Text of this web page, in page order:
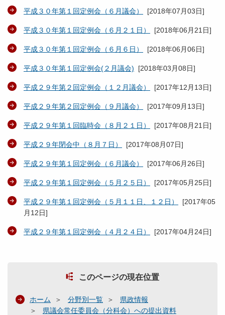
平成３０年第１回定例会（６月議会） [2018年07月03日]
平成３０年第１回定例会（６月２１日） [2018年06月21日]
平成３０年第１回定例会（６月６日） [2018年06月06日]
平成３０年第１回定例会(２月議会) [2018年03月08日]
平成２９年第２回定例会（１２月議会） [2017年12月13日]
平成２９年第２回定例会（９月議会） [2017年09月13日]
平成２９年第１回臨時会（８月２１日） [2017年08月21日]
平成２９年閉会中（８月７日） [2017年08月07日]
平成２９年第１回定例会（６月議会） [2017年06月26日]
平成２９年第１回定例会（５月２５日） [2017年05月25日]
平成２９年第１回定例会（５月１１日、１２日） [2017年05
月12日]
平成２９年第１回定例会（４月２４日） [2017年04月24日]
このページの現在位置
ホーム 分野別一覧
県政情報
県議会常任委員会（分科会）への提出資料